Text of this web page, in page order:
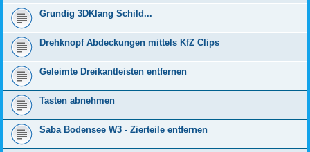
Grundig 3DKlang Schild...
Drehknopf Abdeckungen mittels KfZ Clips
Geleimte Dreikantleisten entfernen
Tasten abnehmen
Saba Bodensee W3 - Zierteile entfernen